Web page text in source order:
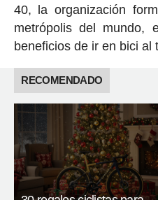
40, la organización
metrópolis del mundo,
beneficios de ir en bici al
RECOMENDADO